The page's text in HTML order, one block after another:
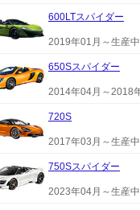
600LTスパイダー
2019年01月～生産中
650Sスパイダー
2014年04月～2018
720S
2017年03月～生産中
750Sスパイダー
2023年04月～生産中